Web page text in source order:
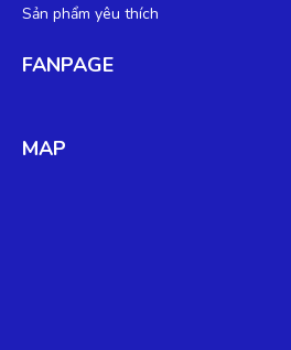
Sản phẩm yêu thích
FANPAGE
MAP